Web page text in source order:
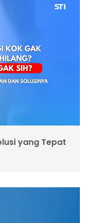
yang Tepat